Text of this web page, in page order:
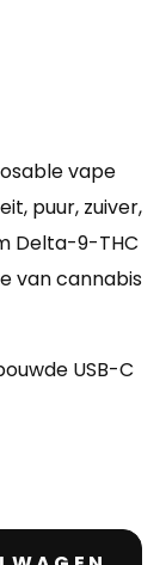
vape
puur, zuiver,
Delta-9-THC
van cannabis
USB-C